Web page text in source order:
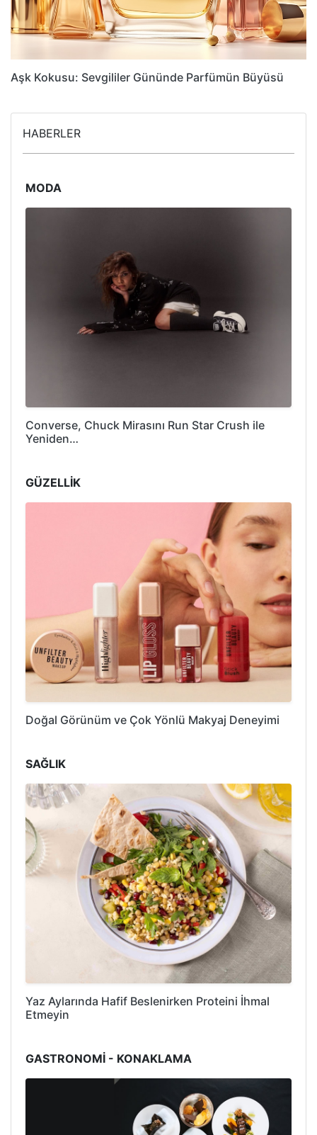
Aşk Kokusu: Sevgililer Gününde Parfümün Büyüsü
HABERLER
MODA
Converse, Chuck Mirasını Run Star Crush ile
Yeniden…
GÜZELLİK
Doğal Görünüm ve Çok Yönlü Makyaj Deneyimi
SAĞLIK
Yaz Aylarında Hafif Beslenirken Proteini İhmal
Etmeyin
GASTRONOMİ - KONAKLAMA